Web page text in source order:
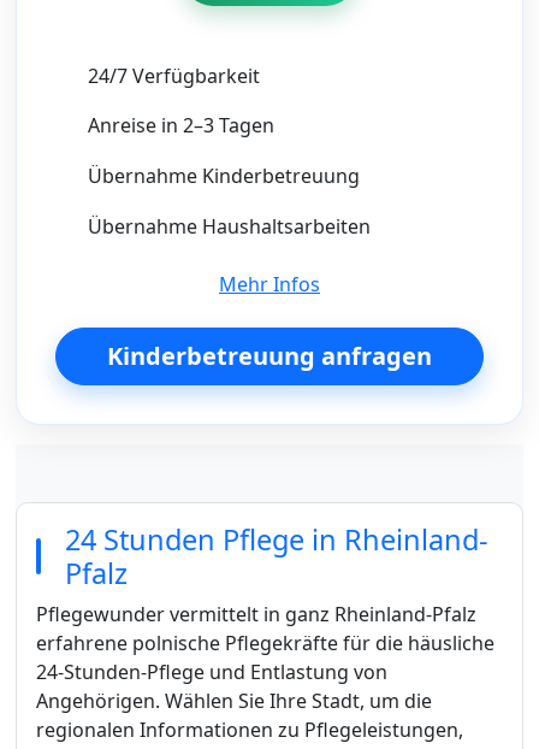
24/7 Verfügbarkeit
Anreise in 2–3 Tagen
Übernahme Kinderbetreuung
Übernahme Haushaltsarbeiten
Mehr Infos
Kinderbetreuung anfragen
24 Stunden Pflege in Rheinland-
Pfalz
Pflegewunder vermittelt in ganz Rheinland-Pfalz
erfahrene polnische Pflegekräfte für die häusliche
24-Stunden-Pflege und Entlastung von
Angehörigen. Wählen Sie Ihre Stadt, um die
regionalen Informationen zu Pflegeleistungen,